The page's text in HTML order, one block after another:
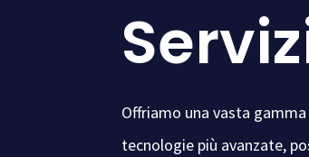
Offriamo una vasta
tecnologie più avanzate,